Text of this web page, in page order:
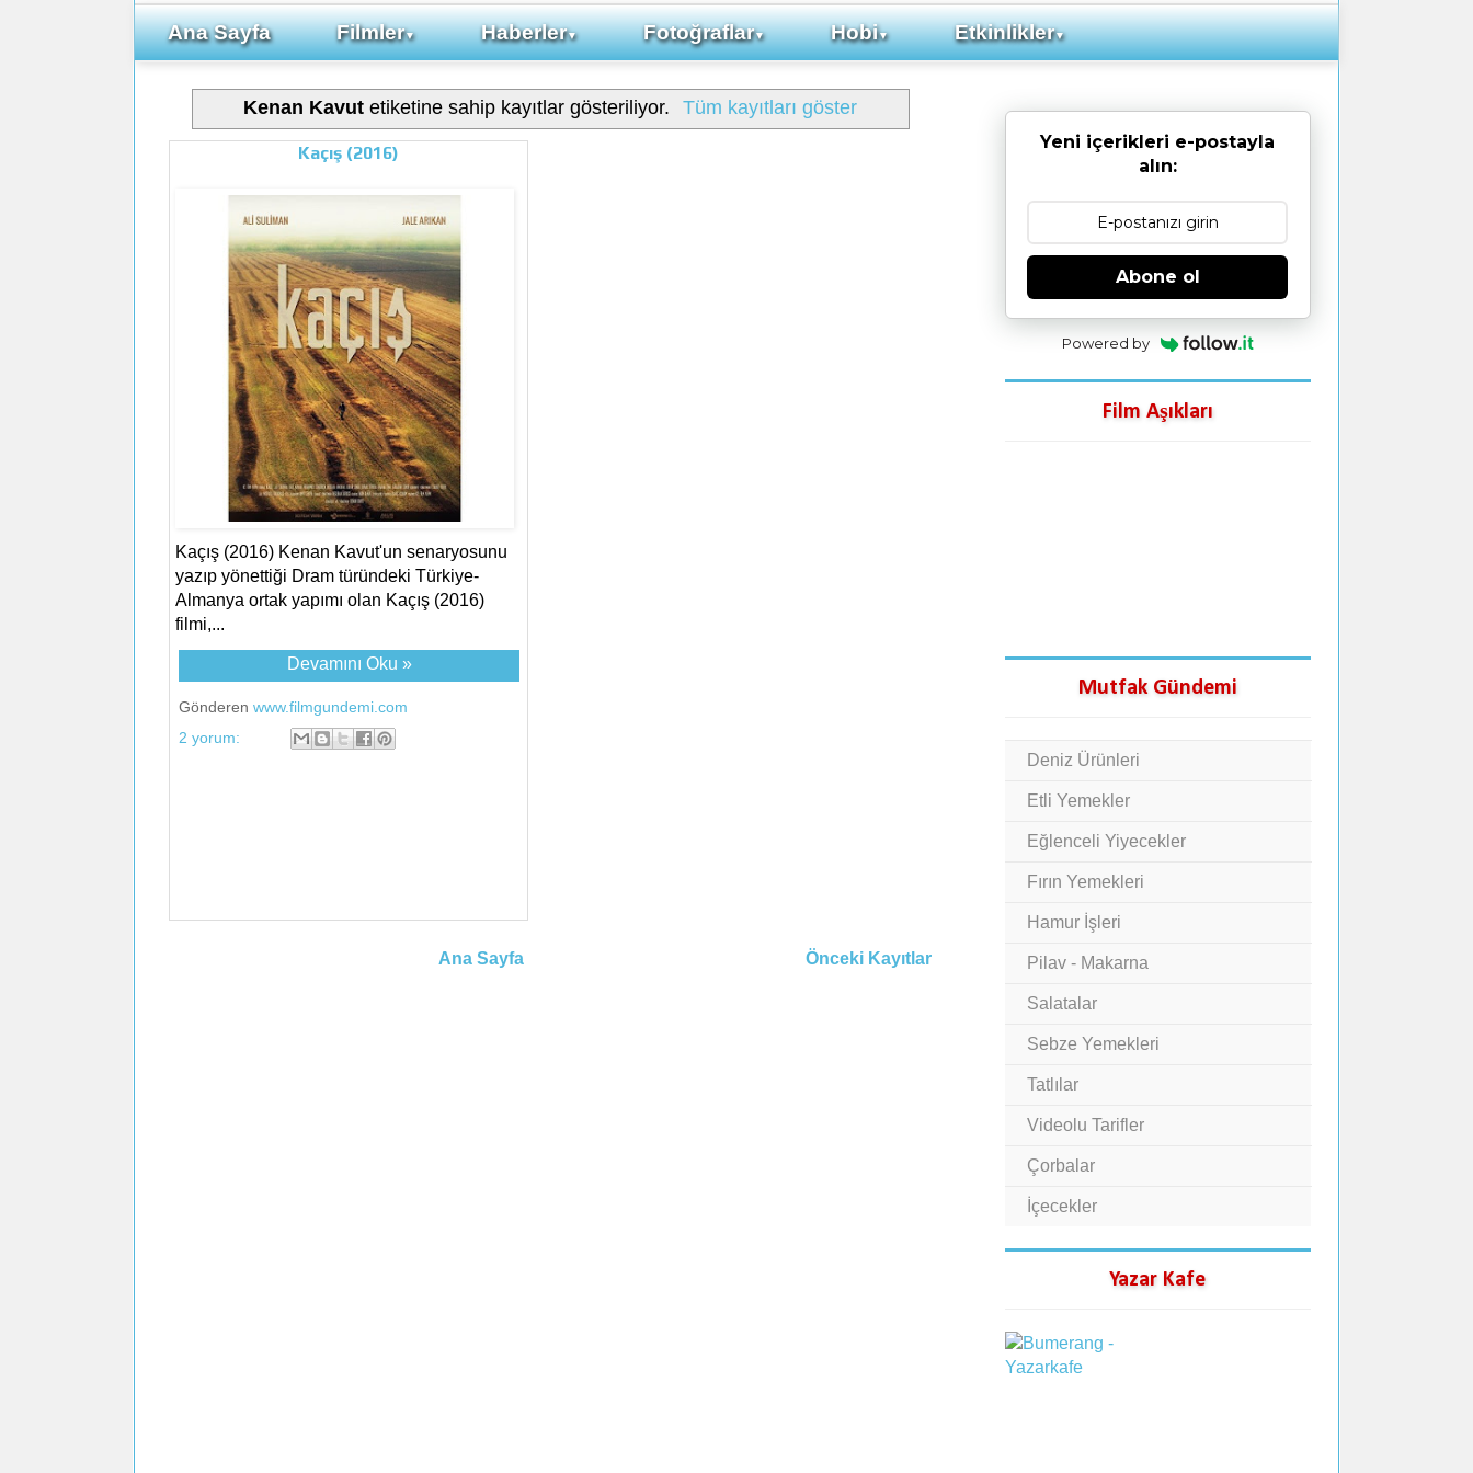
Ana Sayfa Filmler▼ Haberler▼ Fotoğraflar▼ Hobi▼ Etkinlikler▼
Kenan Kavutetiketine sahip kayıtlar gösteriliyor. Tüm kayıtları göster
Kaçış (2016)
Kaçış (2016) Kenan Kavut'un senaryosunu
yazıp yönettiği Dram türündeki Türkiye-
Almanya ortak yapımı olan Kaçış (2016)
filmi,...
Devamını Oku »
Gönderen www.filmgundemi.com
2 yorum:
Önceki Kayıtlar
Ana Sayfa
Yeni içerikleri e-postayla
alın:
Abone ol
Powered by
Film Aşıkları
Mutfak Gündemi
Deniz Ürünleri
Etli Yemekler
Eğlenceli Yiyecekler
Fırın Yemekleri
Hamur İşleri
Pilav - Makarna
Salatalar
Sebze Yemekleri
Tatlılar
Videolu Tarifler
Çorbalar
İçecekler
Yazar Kafe